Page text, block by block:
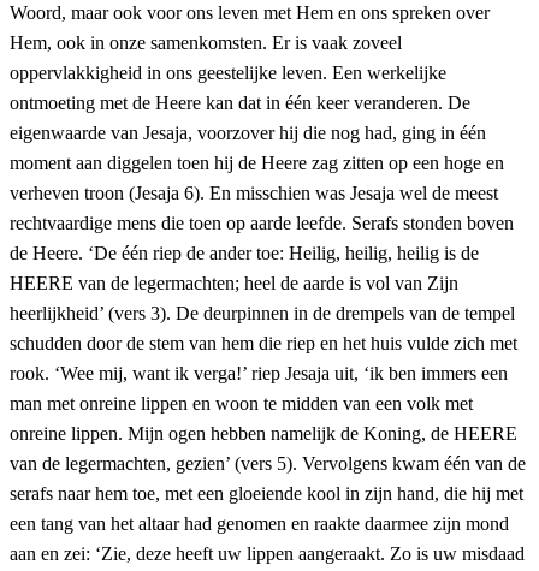
Woord, maar ook voor ons leven met Hem en ons spreken over
Hem, ook in onze samenkomsten. Er is vaak zoveel
oppervlakkigheid in ons geestelijke leven. Een werkelijke
ontmoeting met de Heere kan dat in één keer veranderen. De
eigenwaarde van Jesaja, voorzover hij die nog had, ging in één
moment aan diggelen toen hij de Heere zag zitten op een hoge en
verheven troon (Jesaja 6). En misschien was Jesaja wel de meest
rechtvaardige mens die toen op aarde leefde. Serafs stonden boven
de Heere. ‘De één riep de ander toe: Heilig, heilig, heilig is de
HEERE van de legermachten; heel de aarde is vol van Zijn
heerlijkheid’ (vers 3). De deurpinnen in de drempels van de tempel
schudden door de stem van hem die riep en het huis vulde zich met
rook. ‘Wee mij, want ik verga!’ riep Jesaja uit, ‘ik ben immers een
man met onreine lippen en woon te midden van een volk met
onreine lippen. Mijn ogen hebben namelijk de Koning, de HEERE
van de legermachten, gezien’ (vers 5). Vervolgens kwam één van de
serafs naar hem toe, met een gloeiende kool in zijn hand, die hij met
een tang van het altaar had genomen en raakte daarmee zijn mond
aan en zei: ‘Zie, deze heeft uw lippen aangeraakt. Zo is uw misdaad